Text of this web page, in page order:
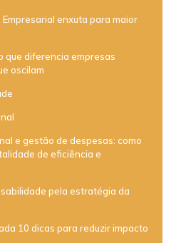
enxuta para maior
que diferencia empresas
oscilam
e gestão de despesas: como
de eficiência e
pela estratégia da
10 dicas para reduzir impacto